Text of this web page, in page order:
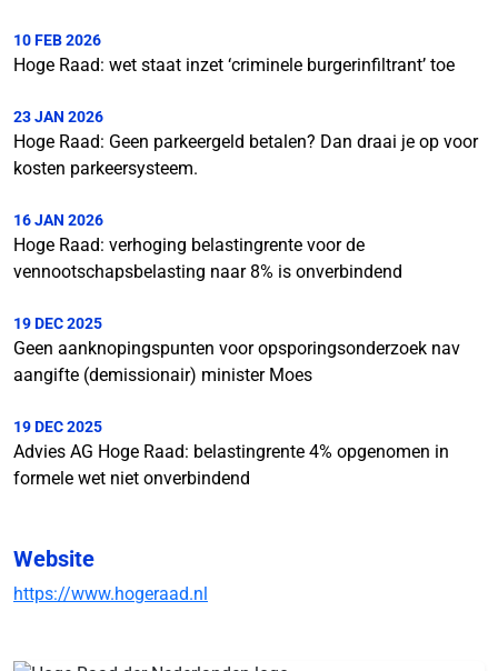
10 FEB 2026
Hoge Raad: wet staat inzet ‘criminele burgerinfiltrant’ toe
23 JAN 2026
Hoge Raad: Geen parkeergeld betalen? Dan draai je op voor
kosten parkeersysteem.
16 JAN 2026
Hoge Raad: verhoging belastingrente voor de
vennootschapsbelasting naar 8% is onverbindend
19 DEC 2025
Geen aanknopingspunten voor opsporingsonderzoek nav
aangifte (demissionair) minister Moes
19 DEC 2025
Advies AG Hoge Raad: belastingrente 4% opgenomen in
formele wet niet onverbindend
Website
https://www.hogeraad.nl